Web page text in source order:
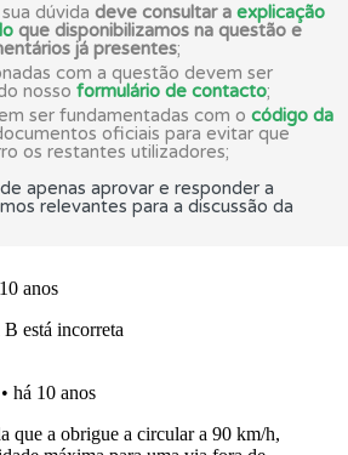
dúvida deve consultar a explicação
que disponibilizamos na questão e
já presentes;
com a questão devem ser
nosso formulário de contacto;
ser fundamentadas com o código da
oficiais para evitar que
os restantes utilizadores;
apenas aprovar e responder a
relevantes para a discussão da